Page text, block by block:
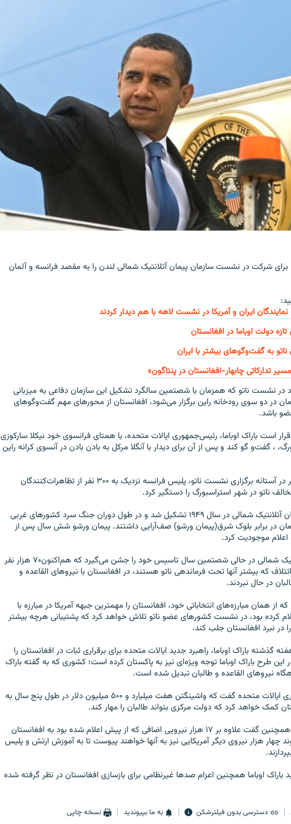
برای شرکت در نشست سازمان پیمان آتلانتیک شمالی لندن را به مقصد فرانسه و آلمان
نمایندگان ایران و آمریکا در نشست لاهه با هم دیدار کردند
تازه دولت اوباما در افغانستان
ناتو به گفت‌و‌گوهای بیشتر با ایران
تدارکاتی چابهار-افغانستان در پنتاگون»
در نشست ناتو که همزمان با شصتمین سالگرد تشکیل این سازمان دفاعی به میزبانی
در دو سوی رودخانه راین برگزار می‌شود، افغانستان از محورهای مهم گفت‌وگوهای
باشد.
است باراک اوباما، رئیس‌‌جمهوری ایالات متحده، با همتای فرانسوی خود نیکلا سارکوزی
، گفت‌و گو کند و پس از آن برای دیدار با آنگلا مرکل به بادن بادن در آنسوی کرانه راین
از سوی دیگر در آستانه برگزاری نشست ناتو، پلیس فرانسه نزدیک به ۳۰۰ نفر از تظاهرات‌کنندگان
ناتو در شهر استراسبورگ را دستگیر کرد.
سازمان پیمان آتلانتیک شمالی در سال ۱۹۴۹ تشکیل شد و در طول دوران جنگ سرد کشورهای غربی
در برابر بلوک شرق(پیمان ورشو) صف‌آرایی داشتند. پیمان ورشو شش سال پس از
موجودیت کرد.
پیمان آتلانتیک شمالی در حالی شصتمین سال تاسیس خود را جشن می‌گیرد که هم‌اکنون۷۰ هزار نفر
که بیشتر آنها تحت فرماندهی ناتو هستند، در افغانستان با نیروهای القاعده و
در حال نبردند.
که از همان مبارزه‌های انتخاباتی خود، افغانستان را مهمترین جبهه آمریکا در مبارزه با
کرده بود، در نشست کشورهای عضو ناتو تلاش خواهد کرد که پشتیبانی هرچه بیشتر
در نبرد افغانستان جلب کند.
گذشته باراک اوباما، راهبرد جدید ایالات متحده برای برقراری ثبات در افغانستان را
این طرح باراک اوباما توجه ویژه‌ای نیز به پاکستان کرده است؛ کشوری که به گفته باراک
نیروهای القاعده و طالبان تبدیل شده است.
رئیس‌جمهوری ایالات متحده گفت که واشینگتن هفت ميليارد و ۵۰۰ ميليون دلار در طول پنج سال به
کمک خواهد کرد که دولت مرکزی بتواند طالبان را مهار کند.
باراک اوباما همچنین گفت علاوه بر ۱۷ هزار نیرویی اضافی که از پیش اعلام شده بود به افغانستان
چهار هزار نیروی دیگر آمریکایی نیز به آنها خواهند پیوست تا به آموزش ارتش و پلیس
باراک اوباما همچنین اعزام صدها غیرنظامی برای بازسازی افغانستان در نظر گرفته شده
دسترسی بدون فیلترشکن به ما بپیوندید نسخه چاپی